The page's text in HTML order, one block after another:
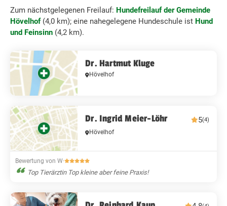
Zum nächstgelegenen Freilauf: Hundefreilauf der Gemeinde
Hövelhof(4,0 km); eine nahegelegene Hundeschule ist Hund
und Feinsinn (4,2 km).
Dr. Hartmut Kluge
Hövelhof
Dr. Ingrid Meier-Löhr 5(4)
Hövelhof
Bewertung von W·
Top Tierärztin Top kleine aber feine Praxis!